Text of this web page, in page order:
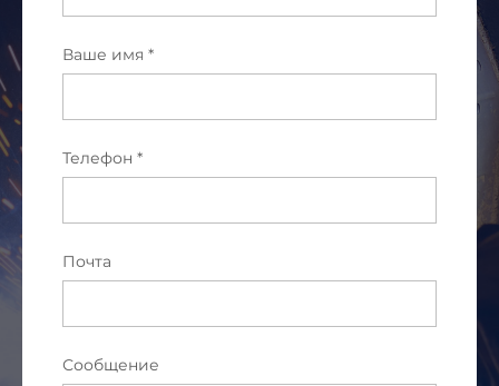
Ваше имя *
Телефон *
Почта
Сообщение